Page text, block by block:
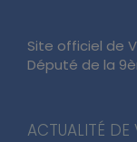
Site officiel de
Député de la
ACTUALITÉ DE